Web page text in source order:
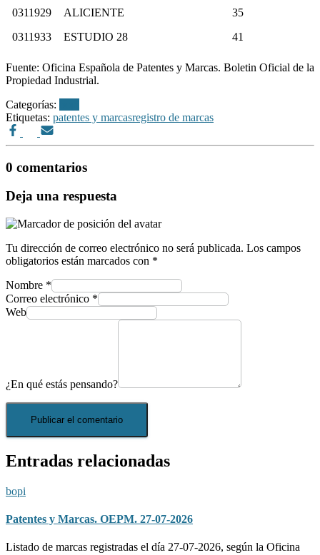
0311929
ALICIENTE
35
0311933
ESTUDIO 28 41
Fuente: Oficina Española de Patentes y Marcas. Boletin Oficial de la
Propiedad Industrial.
Categorías:
Etiquetas: patentes y marcasregistro de marcas
0 comentarios
Deja una respuesta
Tu dirección de correo electrónico no será publicada. Los campos
obligatorios están marcados con *
Nombre *
Correo electrónico *
Web
¿En qué estás pensando?
Entradas relacionadas
bopi
Patentes y Marcas. OEPM. 27-07-2026
Listado de marcas registradas el día 27-07-2026, según la Oficina